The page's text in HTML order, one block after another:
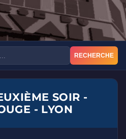
RECHERCHE
SOIR -
- LYON